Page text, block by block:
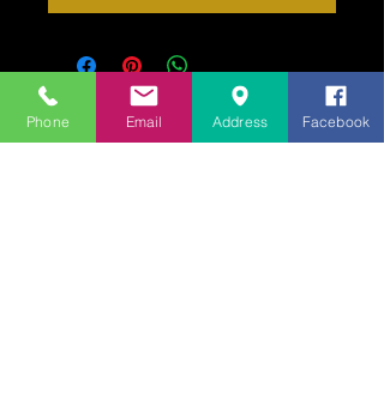
Phone Email Address Facebook